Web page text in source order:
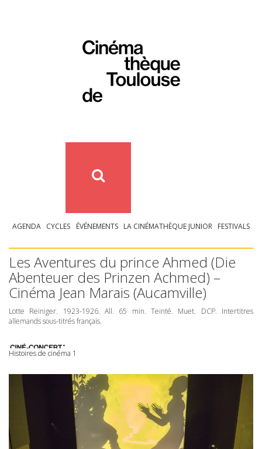
AGENDA CYCLES ÉVÉNEMENTS LA CINÉMATHÈQUE JUNIOR FESTIVALS
Les Aventures du prince Ahmed (Die
Abenteuer des Prinzen Achmed) –
Cinéma Jean Marais (Aucamville)
Lotte Reiniger. 1923-1926. All. 65 min. Teinté. Muet. DCP. Intertitres
allemands sous-titrés français.
Histoires de cinéma 1